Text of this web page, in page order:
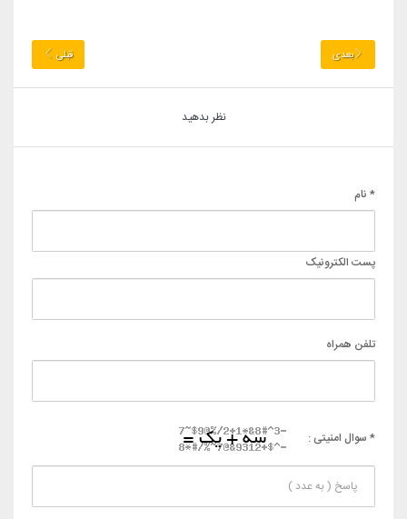
بعدی قبلی
نظر بدهید
* نام
پست الکترونیک
تلفن همراه
* سوال امنیتی :